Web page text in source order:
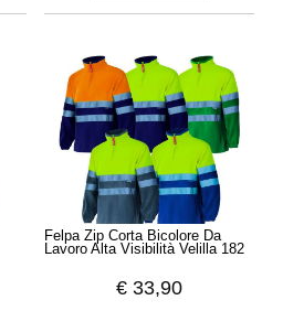
Felpa Zip Corta Bicolore Da
Lavoro Alta Visibilità Velilla 182
€ 33,90